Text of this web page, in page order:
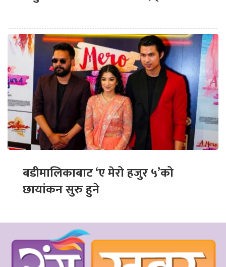
बडीमालिकाबाट ‘ए मेरो हजुर ५’को
छायांकन सुरु हुने